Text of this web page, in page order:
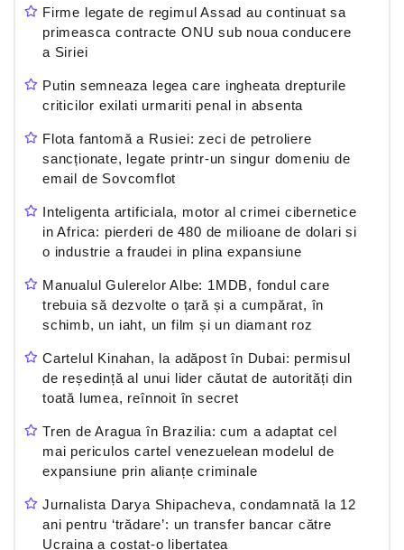
Firme legate de regimul Assad au continuat sa
primeasca contracte ONU sub noua conducere
a Siriei
Putin semneaza legea care ingheata drepturile
criticilor exilati urmariti penal in absenta
Flota fantomă a Rusiei: zeci de petroliere
sancționate, legate printr-un singur domeniu de
email de Sovcomflot
Inteligenta artificiala, motor al crimei cibernetice
in Africa: pierderi de 480 de milioane de dolari si
o industrie a fraudei in plina expansiune
Manualul Gulerelor Albe: 1MDB, fondul care
trebuia să dezvolte o țară și a cumpărat, în
schimb, un iaht, un film și un diamant roz
Cartelul Kinahan, la adăpost în Dubai: permisul
de reședință al unui lider căutat de autorități din
toată lumea, reînnoit în secret
Tren de Aragua în Brazilia: cum a adaptat cel
mai periculos cartel venezuelean modelul de
expansiune prin alianțe criminale
Jurnalista Darya Shipacheva, condamnată la 12
ani pentru ‘trădare’: un transfer bancar către
Ucraina a costat-o libertatea